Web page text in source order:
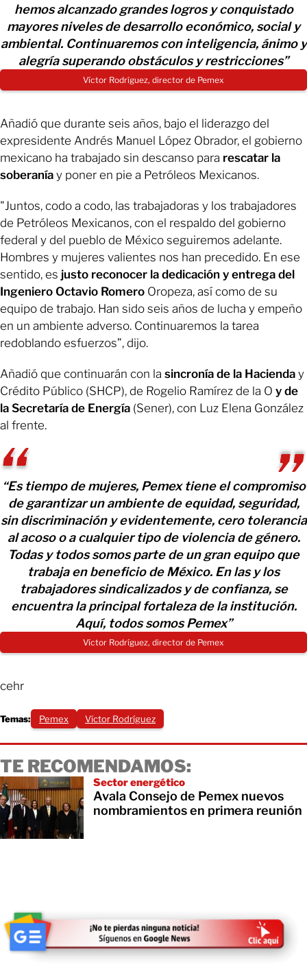
hemos alcanzado grandes logros y conquistado
mayores niveles de desarrollo económico, social y
ambiental. Continuaremos con inteligencia, ánimo y
alegría superando obstáculos y restricciones”
Víctor Rodríguez, director de Pemex
Añadió que durante seis años, bajo el liderazgo del
expresidente Andrés Manuel López Obrador, el gobierno
mexicano ha trabajado sin descanso para rescatar la
soberanía y poner en pie a Petróleos Mexicanos.
"Juntos, codo a codo, las trabajadoras y los trabajadores
de Petróleos Mexicanos, con el respaldo del gobierno
federal y del pueblo de México seguiremos adelante.
Hombres y mujeres valientes nos han precedido. En ese
sentido, es justo reconocer la dedicación y entrega del
Ingeniero Octavio Romero Oropeza, así como de su
equipo de trabajo. Han sido seis años de lucha y empeño
en un ambiente adverso. Continuaremos la tarea
redoblando esfuerzos”, dijo.
Añadió que continuarán con la sincronía de la Hacienda y
Crédito Público (SHCP), de Rogelio Ramírez de la O y de
la Secretaría de Energía (Sener), con Luz Elena González
al frente.
“Es tiempo de mujeres, Pemex tiene el compromiso
de garantizar un ambiente de equidad, seguridad,
sin discriminación y evidentemente, cero tolerancia
al acoso o a cualquier tipo de violencia de género.
Todas y todos somos parte de un gran equipo que
trabaja en beneficio de México. En las y los
trabajadores sindicalizados y de confianza, se
encuentra la principal fortaleza de la institución.
Aquí, todos somos Pemex”
Víctor Rodríguez, director de Pemex
cehr
Temas: Pemex Víctor Rodríguez
TE RECOMENDAMOS:
Sector energético
Avala Consejo de Pemex nuevos
nombramientos en primera reunión